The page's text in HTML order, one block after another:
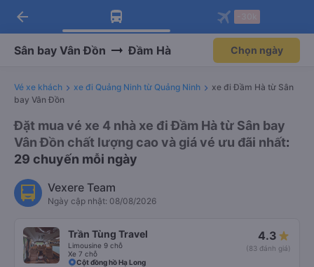
Tải app Vexere ngay!
Nhận ưu đãi thành viên độc
Mở app
Tải app Vexere
-30k/ghế khi đặt vé máy bay qua
Mở app
arrow_back
Sân bay Vân Đồn Đầm Hà Chọn ngày
Vé xe khách xe đi Quảng Ninh từ Quảng Ninh
xe đi Đầm Hà từ Sân
bay Vân Đồn
Đặt mua vé xe 4 nhà xe đi Đầm Hà từ Sân bay
Vân Đồn chất lượng cao và giá vé ưu đãi nhất:
29 chuyến mỗi ngày
Vexere Team
Ngày cập nhật: 08/08/2026
Trần Tùng Travel
Limousine 9 chỗ
Xe 7 chỗ
4.3
(83 đánh giá)
Cột đồng hồ Hạ Long